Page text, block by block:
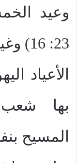
وعيد
23: 16) وغيرها من
الأعياد
بها شعب
المسيح